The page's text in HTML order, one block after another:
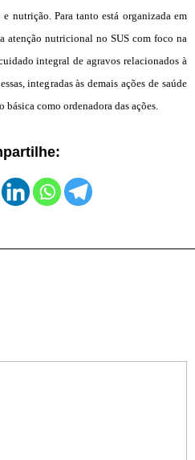
nutrição. Para tanto está organizada em
atenção nutricional no SUS com foco na
integral de agravos relacionados à
integradas às demais ações de saúde
básica como ordenadora das ações.